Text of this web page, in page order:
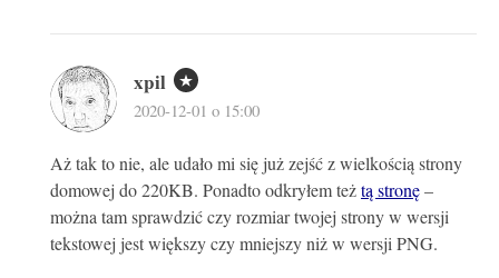
xpil
2020-12-01 o 15:00
Aż tak to nie, ale udało mi się już zejść z wielkością strony
domowej do 220KB. Ponadto odkryłem teżtą stronę–
można tam sprawdzić czy rozmiar twojej strony w wersji
tekstowej jest większy czy mniejszy niż w wersji PNG.